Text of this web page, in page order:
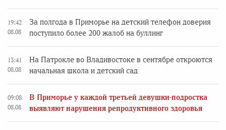
19:42
08.08
За полгода в Приморье на детский телефон доверия
поступило более 200 жалоб на буллинг
13:41
08.08
На Патрокле во Владивостоке в сентябре откроются
начальная школа и детский сад
09:08
08.08
В Приморье у каждой третьей девушки-подростка
выявляют нарушения репродуктивного здоровья